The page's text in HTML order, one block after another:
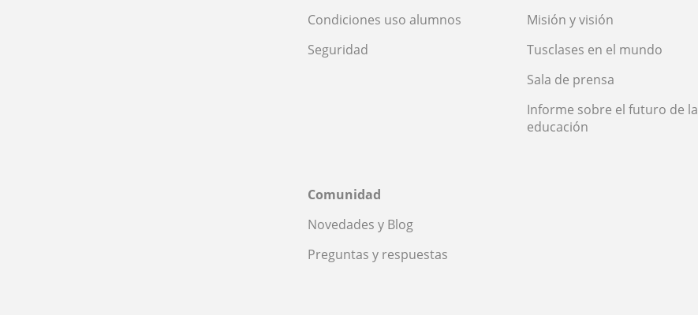
Condiciones uso alumnos
Seguridad
Misión y visión
Tusclases en el mundo
Sala de prensa
Informe sobre el futuro de la
educación
Comunidad
Novedades y Blog
Preguntas y respuestas